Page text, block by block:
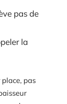
pas de
la
pas